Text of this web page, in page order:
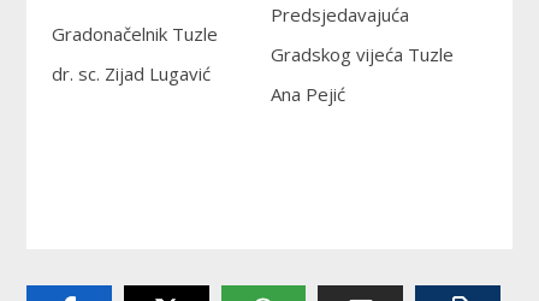
Gradonačelnik Tuzle
dr. sc. Zijad Lugavić
Predsjedavajuća
Gradskog vijeća Tuzle
Ana Pejić